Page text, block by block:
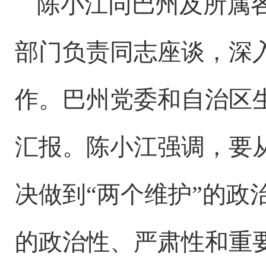
部门负责同志座谈，深
作。巴州党委和自治区
汇报。陈小江强调，要
决做到“两个维护”的政
的政治性、严肃性和重